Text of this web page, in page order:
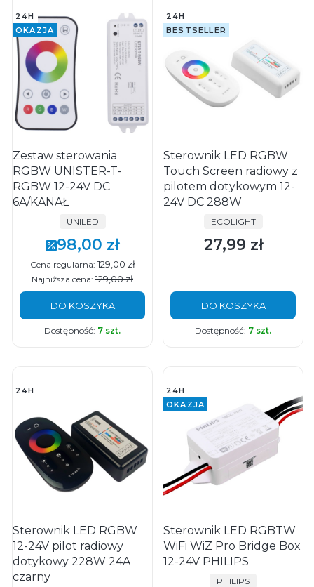
24H
OKAZJA
Zestaw sterowania
RGBW UNISTER-T-
RGBW 12-24V DC
6A/KANAŁ
PRODUCENT
UNILED
Cena promocyjna
98,00 zł
Cena regularna: 129,00 zł
Najniższa cena: 129,00 zł
DO KOSZYKA
Dostępność: 7 szt.
24H
BESTSELLER
Sterownik LED RGBW
Touch Screen radiowy z
pilotem dotykowym 12-
24V DC 288W
PRODUCENT
ECOLIGHT
Cena
27,99 zł
DO KOSZYKA
Dostępność: 7 szt.
24H
Sterownik LED RGBW
12-24V pilot radiowy
dotykowy 228W 24A
czarny
24H
OKAZJA
Sterownik LED RGBTW
WiFi WiZ Pro Bridge Box
12-24V PHILIPS
PRODUCENT
PHILIPS